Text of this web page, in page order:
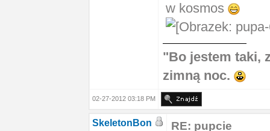
w kosmos
"Bo jestem taki,
zimną noc.
02-27-2012 03:18 PM
SkeletonBon RE: pupcie